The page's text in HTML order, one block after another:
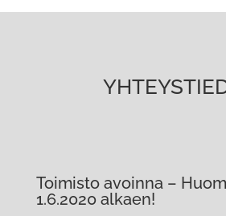
Toimisto avoinna –
1.6.2020 alkaen!